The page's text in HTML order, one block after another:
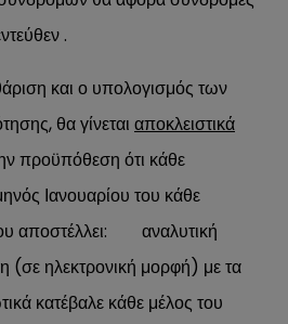
.
και ο υπολογισμός των
θα γίνεται αποκλειστικά
προϋπόθεση ότι κάθε
Ιανουαρίου του κάθε
αποστέλλει: αναλυτική
(σε ηλεκτρονική μορφή) με τα
κατέβαλε κάθε μέλος του